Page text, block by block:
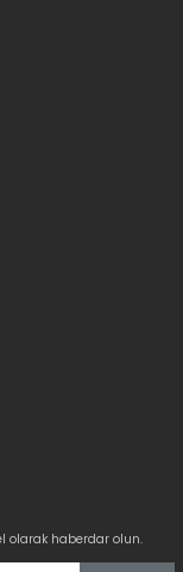
olarak haberdar olun.